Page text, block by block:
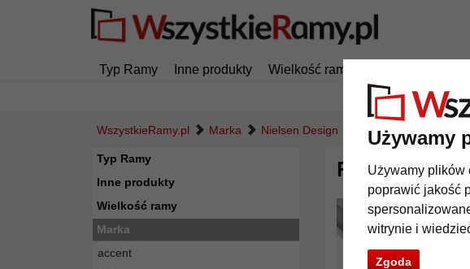
Używamy
Używamy plików
poprawić jakość
witrynie i
Zgoda
Typ Ramy Inne produkty Wielkość ramy
WszystkieRamy.pl Marka Nielsen Design Rama drewniana
Typ Ramy
Inne produkty
Wielkość ramy
Marka
accent
Rama